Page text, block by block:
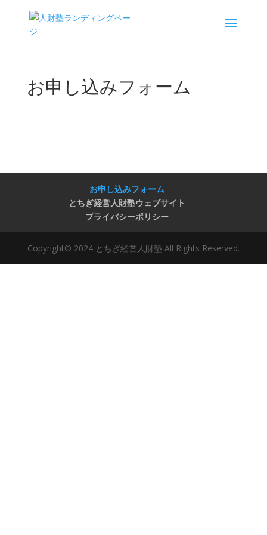
お申し込みフォーム
お申し込みフォーム
とちぎ経営人財塾ウェブサイト
プライバシーポリシー
Copyright© 2024 とちぎ経営人財塾 All Rights Reserved.